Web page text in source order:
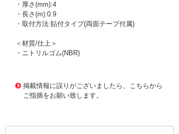
・厚さ(mm):4
・長さ(m):0.9
・取付方法:貼付タイプ(両面テープ付属)
＜材質/仕上＞
・ニトリルゴム(NBR)
掲載情報に誤りがございましたら、こちらから
ご指摘をお願い致します。